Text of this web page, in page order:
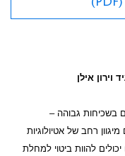
אילן
בשכיחות גבוהה –
מיגוון רחב של אטיולוגיות
להוות ביטוי למחלת